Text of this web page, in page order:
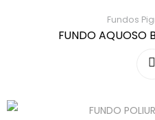
Fundos
FUNDO AQUOSO